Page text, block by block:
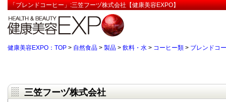
「ブレンドコーヒー」:三笠フーヅ株式会社【健康美容EXPO】
健康美容EXPO：TOP > 自然食品 > 製品 > 飲料・水 > コーヒー類 > ブレンドコ
三笠フーヅ株式会社